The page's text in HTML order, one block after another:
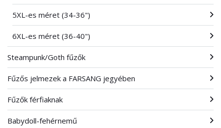
5XL-es méret (34-36")
6XL-es méret (36-40")
Steampunk/Goth fűzők
Fűzős jelmezek a FARSANG jegyében
Fűzők férfiaknak
Babydoll-fehérnemű